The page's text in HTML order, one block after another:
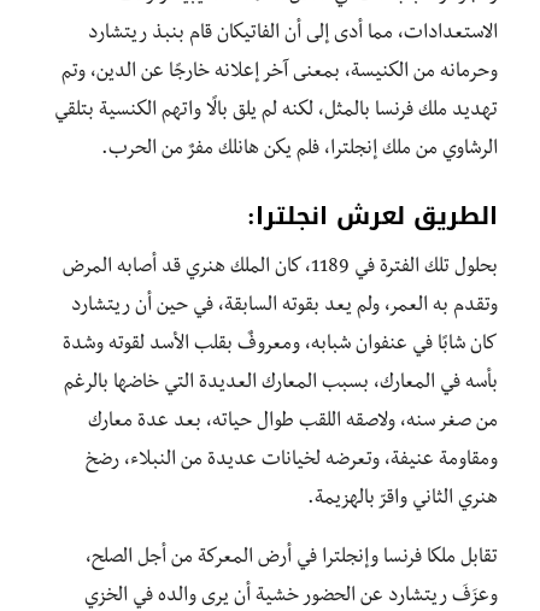
الاستعدادات، مما أدى إلى أن الفاتيكان قام بنبذ ريتشارد
وحرمانه من الكنيسة، بمعنى آخر إعلانه خارجًا عن الدين، وتم
تهديد ملك فرنسا بالمثل، لكنه لم يلق بالًا واتهم الكنسية بتلقي
الرشاوي من ملك إنجلترا، فلم يكن هانلك مفرٌ من الحرب.
الطريق لعرش انجلترا:
بحلول تلك الفترة في 1189، كان الملك هنري قد أصابه المرض
وتقدم به العمر، ولم يعد بقوته السابقة، في حين أن ريتشارد
كان شابًا في عنفوان شبابه، ومعروفٌ بقلب الأسد لقوته وشدة
بأسه في المعارك، بسبب المعارك العديدة التي خاضها بالرغم
من صغر سنه، ولاصقه اللقب طوال حياته، بعد عدة معارك
ومقاومة عنيفة، وتعرضه لخيانات عديدة من النبلاء، رضخ
هنري الثاني واقرّ بالهزيمة.
تقابل ملكا فرنسا وإنجلترا في أرض المعركة من أجل الصلح،
وعزَفَ ريتشارد عن الحضور خشية أن يرى والده في الخزي